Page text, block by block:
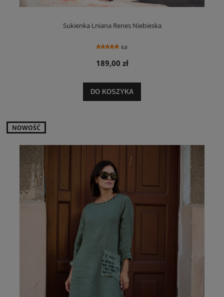
Sukienka Lniana Renes Niebieska
5.0
189,00 zł
DO KOSZYKA
NOWOŚĆ